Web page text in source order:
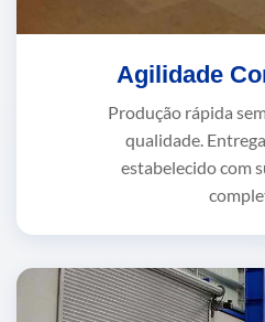
Agilidade
Produção rápida
qualidade.
estabelecido com